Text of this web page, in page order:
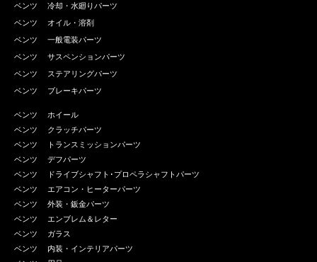
ベンツ 冷却・水廻りパーツ
ベンツ オイル・溶剤
ベンツ 一般電装パーツ
ベンツ サスペンションパーツ
ベンツ ステアリングパーツ
ベンツ ブレーキパーツ
ベンツ ホイール
ベンツ クラッチパーツ
ベンツ トランスミッションパーツ
ベンツ デフパーツ
ベンツ ドライブシャフト･プロペラシャフトパーツ
ベンツ エアコン・ヒーターパーツ
ベンツ 外装・鈑金パーツ
ベンツ エンブレム＆レター
ベンツ ガラス
ベンツ 内装・インテリアパーツ